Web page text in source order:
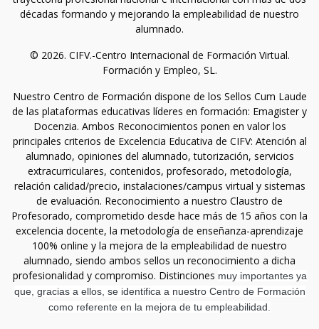
décadas formando y mejorando la empleabilidad de nuestro
alumnado.
© 2026. CIFV.-Centro Internacional de Formación Virtual.
Formación y Empleo, SL.
Nuestro Centro de Formación dispone de los Sellos Cum Laude
de las plataformas educativas líderes en formación: Emagister y
Docenzia. Ambos Reconocimientos ponen en valor los
principales criterios de Excelencia Educativa de CIFV: Atención al
alumnado, opiniones del alumnado, tutorización, servicios
extracurriculares, contenidos, profesorado, metodología,
relación calidad/precio, instalaciones/campus virtual y sistemas
de evaluación. Reconocimiento a nuestro Claustro de
Profesorado, comprometido desde hace más de 15 años con la
excelencia docente, la metodología de enseñanza-aprendizaje
100% online y la mejora de la empleabilidad de nuestro
alumnado, siendo ambos sellos un reconocimiento a dicha
profesionalidad y compromiso. Distinciones muy importantes ya
que, gracias a ellos, se identifica a nuestro Centro de Formación
como referente en la mejora de tu empleabilidad.